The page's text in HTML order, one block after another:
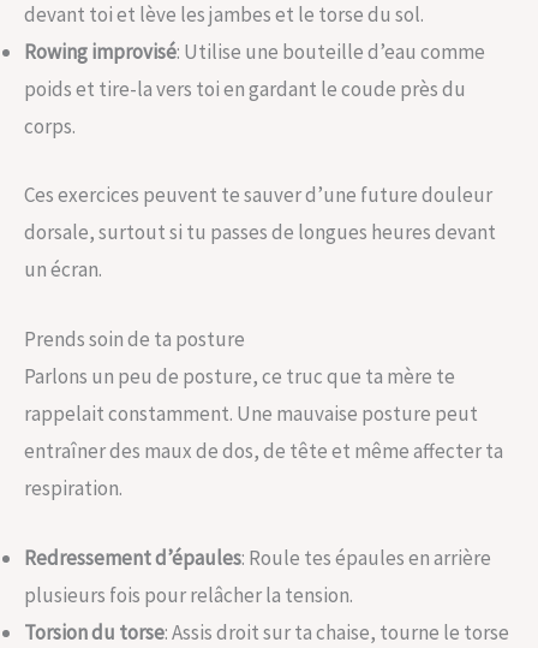
devant toi et lève les jambes et le torse du sol.
Rowing improvisé: Utilise une bouteille d’eau comme
poids et tire-la vers toi en gardant le coude près du
corps.
Ces exercices peuvent te sauver d’une future douleur
dorsale, surtout si tu passes de longues heures devant
un écran.
Prends soin de ta posture
Parlons un peu de posture, ce truc que ta mère te
rappelait constamment. Une mauvaise posture peut
entraîner des maux de dos, de tête et même affecter ta
respiration.
Redressement d’épaules: Roule tes épaules en arrière
plusieurs fois pour relâcher la tension.
Torsion du torse: Assis droit sur ta chaise, tourne le torse